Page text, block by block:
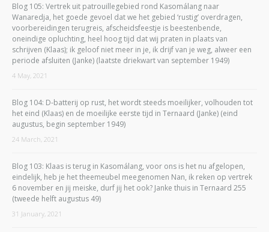
Blog 105: Vertrek uit patrouillegebied rond Kasomálang naar
Wanaredja, het goede gevoel dat we het gebied ‘rustig’ overdragen,
voorbereidingen terugreis, afscheidsfeestje is beestenbende,
oneindige opluchting, heel hoog tijd dat wij praten in plaats van
schrijven (Klaas); ik geloof niet meer in je, ik drijf van je weg, alweer een
periode afsluiten (Janke) (laatste driekwart van september 1949)
4 May, 2021
Blog 104: D-batterij op rust, het wordt steeds moeilijker, volhouden tot
het eind (Klaas) en de moeilijke eerste tijd in Ternaard (Janke) (eind
augustus, begin september 1949)
24 March, 2021
Blog 103: Klaas is terug in Kasomálang, voor ons is het nu afgelopen,
eindelijk, heb je het theemeubel meegenomen Nan, ik reken op vertrek
6 november en jij meiske, durf jij het ook? Janke thuis in Ternaard 255
(tweede helft augustus 49)
31 January, 2021